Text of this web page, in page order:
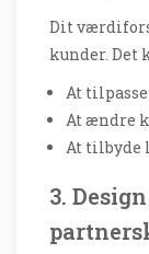
Dit
kunder. Det
At
At ændre
At tilbyde
3.